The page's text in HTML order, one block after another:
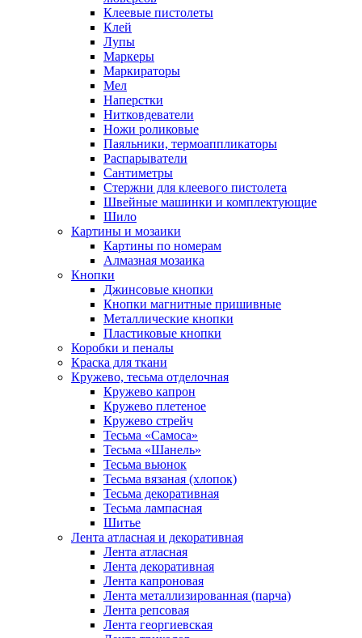
Клеевые пистолеты
Клей
Лупы
Маркеры
Маркираторы
Мел
Наперстки
Нитковдеватели
Ножи роликовые
Паяльники, термоаппликаторы
Распарыватели
Сантиметры
Стержни для клеевого пистолета
Швейные машинки и комплектующие
Шило
Картины и мозаики
Картины по номерам
Алмазная мозаика
Кнопки
Джинсовые кнопки
Кнопки магнитные пришивные
Металлические кнопки
Пластиковые кнопки
Коробки и пеналы
Краска для ткани
Кружево, тесьма отделочная
Кружево капрон
Кружево плетеное
Кружево стрейч
Тесьма «Самоса»
Тесьма «Шанель»
Тесьма вьюнок
Тесьма вязаная (хлопок)
Тесьма декоративная
Тесьма лампасная
Шитье
Лента атласная и декоративная
Лента атласная
Лента декоративная
Лента капроновая
Лента металлизированная (парча)
Лента репсовая
Лента георгиевская